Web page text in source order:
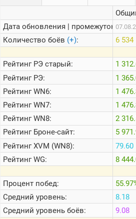
Онлайн
Цветовая
шкала
Теlegram
ВК
Портал
Мира
Танков
Дата обновления | промежуток:
Количество боёв (+):
РейтингРЭ старый:
РейтингРЭ:
РейтингWN6:
РейтингWN7:
РейтингWN8:
РейтингБроне-сайт:
РейтингXVM (WN8):
РейтингWG:
Процент побед:
Средний уровень:
Средний уровень боёв:
6 534
1
1
1
1
2
5
79.60
8
8.18
9.08